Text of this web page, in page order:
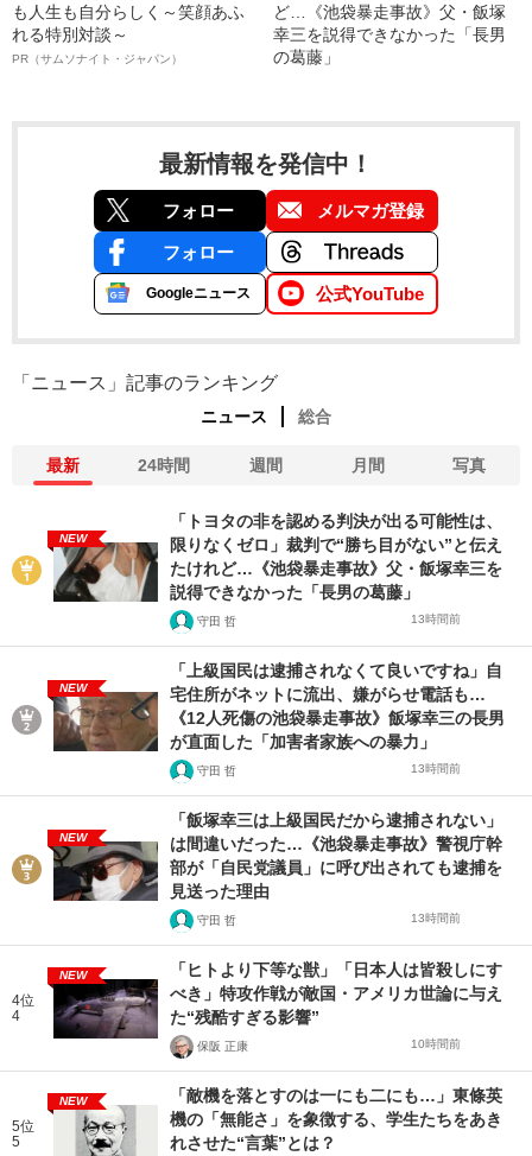
も人生も自分らしく～笑顔あふ
れる特別対談～
PR（サムソナイト・ジャパン）
ど…《池袋暴走事故》父・飯塚
幸三を説得できなかった「長男
の葛藤」
最新情報を発信中！
フォロー メルマガ登録
フォロー
Googleニュース 公式YouTube
「ニュース」記事のランキング
ニュース 総合
最新 24時間 週間 月間 写真
NEW
「トヨタの非を認める判決が出る可能性は、
限りなくゼロ」裁判で“勝ち目がない”と伝え
たけれど…《池袋暴走事故》父・飯塚幸三を
説得できなかった「長男の葛藤」
守田 哲 13時間前
NEW
「上級国民は逮捕されなくて良いですね」自
宅住所がネットに流出、嫌がらせ電話も…
《12人死傷の池袋暴走事故》飯塚幸三の長男
が直面した「加害者家族への暴力」
守田 哲 13時間前
NEW
「飯塚幸三は上級国民だから逮捕されない」
は間違いだった…《池袋暴走事故》警視庁幹
部が「自民党議員」に呼び出されても逮捕を
見送った理由
守田 哲 13時間前
4位
4
NEW
「ヒトより下等な獣」「日本人は皆殺しにす
べき」特攻作戦が敵国・アメリカ世論に与え
た“残酷すぎる影響”
保阪 正康 10時間前
5位
5
NEW
「敵機を落とすのは一にも二にも…」東條英
機の「無能さ」を象徴する、学生たちをあき
れさせた“言葉”とは？